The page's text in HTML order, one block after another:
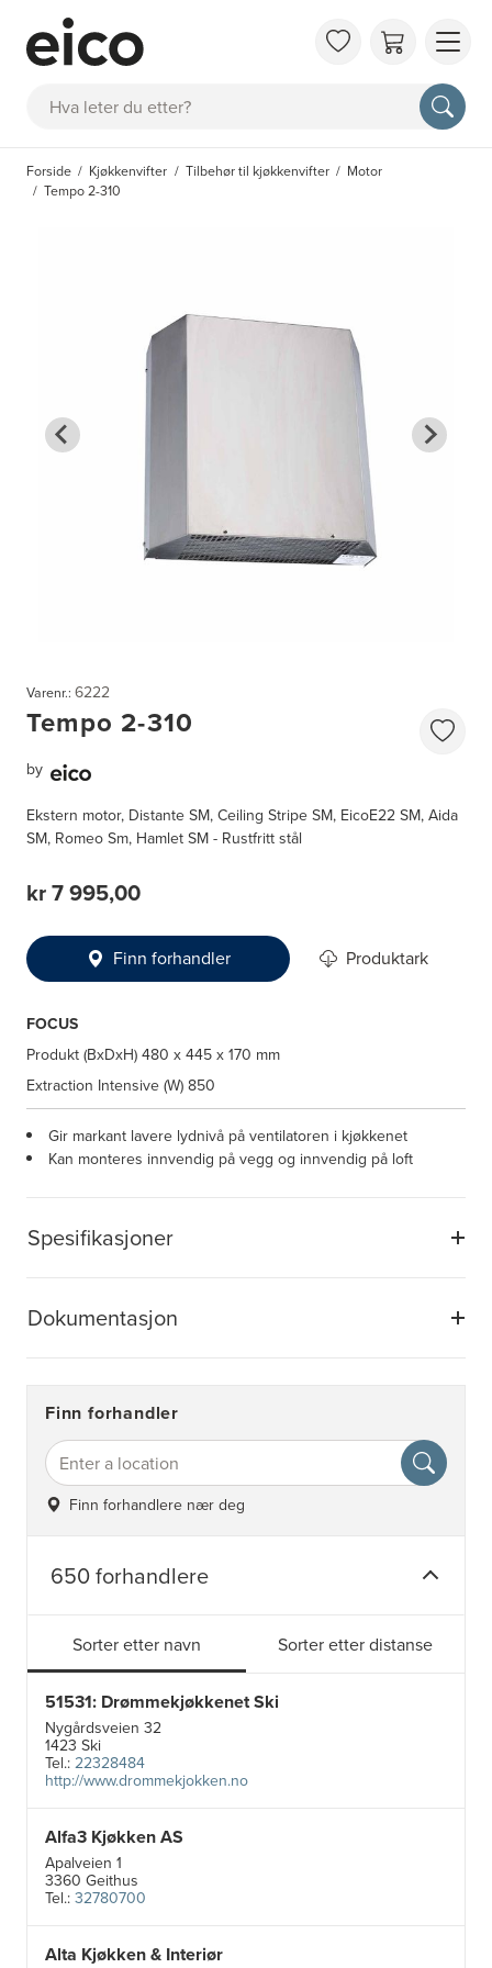
Søk
OM
FAQ
Forside Kjøkkenvifter Tilbehør til kjøkkenvifter
Motor
Tempo 2-310
Spesifikasjoner
Dokumentasjon
Varenr.: 6222
Tempo 2-310
by
Ekstern motor, Distante SM, Ceiling Stripe SM, EicoE22 SM, Aida
SM, Romeo Sm, Hamlet SM - Rustfritt stål
kr 7 995,00
Finn forhandler Produktark
FOCUS
Produkt (BxDxH)480 x 445 x 170 mm
Extraction Intensive (W)850
Gir markant lavere lydnivå på ventilatoren i kjøkkenet
Kan monteres innvendig på vegg og innvendig på loft
Finn forhandler
Finn forhandlere nær deg
650 forhandlere
Sorter etter navn Sorter etter distanse
51531: Drømmekjøkkenet Ski
Nygårdsveien 32
1423 Ski
Tel.:22328484
http://www.drommekjokken.no
Alfa3 Kjøkken AS
Apalveien 1
3360 Geithus
Tel.:32780700
Alta Kjøkken & Interiør